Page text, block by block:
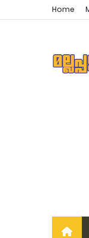
Home